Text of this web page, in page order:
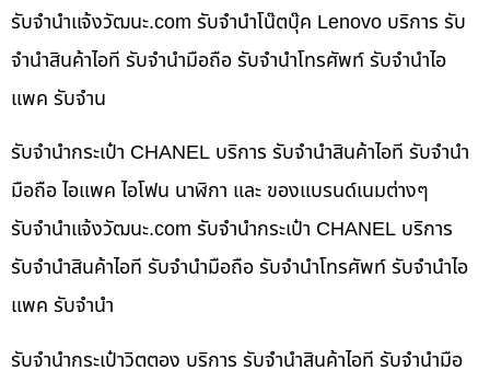
รับจํานําแจ้งวัฒนะ.com รับจำนำโน๊ตบุ๊ค Lenovo บริการ รับ
จำนำสินค้าไอที รับจำนำมือถือ รับจำนำโทรศัพท์ รับจำนำไอ
แพค รับจำน
รับจำนำกระเป๋า CHANEL บริการ รับจำนำสินค้าไอที รับจำนำ
มือถือ ไอแพค ไอโฟน นาฬิกา และ ของแบรนด์เนมต่างๆ
รับจํานําแจ้งวัฒนะ.com รับจำนำกระเป๋า CHANEL บริการ
รับจำนำสินค้าไอที รับจำนำมือถือ รับจำนำโทรศัพท์ รับจำนำไอ
แพค รับจำนำ
รับจำนำกระเป๋าวิตตอง บริการ รับจำนำสินค้าไอที รับจำนำมือ